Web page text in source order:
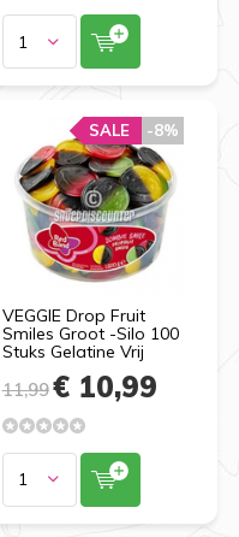
VEGGIE Drop Fruit
Smiles Groot -Silo 100
Stuks Gelatine Vrij
-8%
SALE
11,99€ 10,99